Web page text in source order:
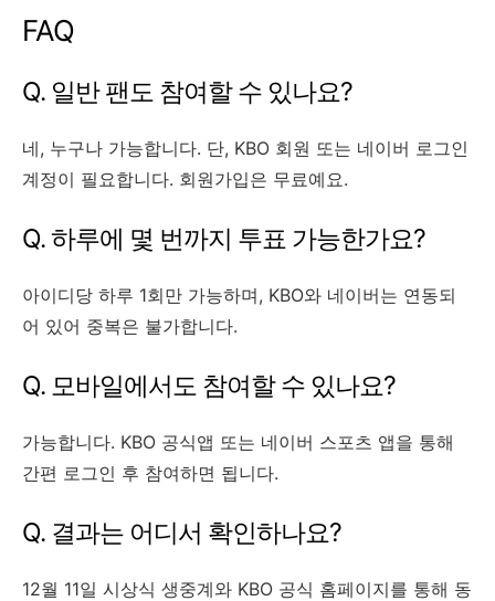
FAQ
Q. 일반 팬도 참여할 수 있나요?
네, 누구나 가능합니다. 단, KBO 회원 또는 네이버 로그인
계정이 필요합니다. 회원가입은 무료예요.
Q. 하루에 몇 번까지 투표 가능한가요?
아이디당 하루 1회만 가능하며, KBO와 네이버는 연동되
어 있어 중복은 불가합니다.
Q. 모바일에서도 참여할 수 있나요?
가능합니다. KBO 공식앱 또는 네이버 스포츠 앱을 통해
간편 로그인 후 참여하면 됩니다.
Q. 결과는 어디서 확인하나요?
12월 11일 시상식 생중계와 KBO 공식 홈페이지를 통해 동